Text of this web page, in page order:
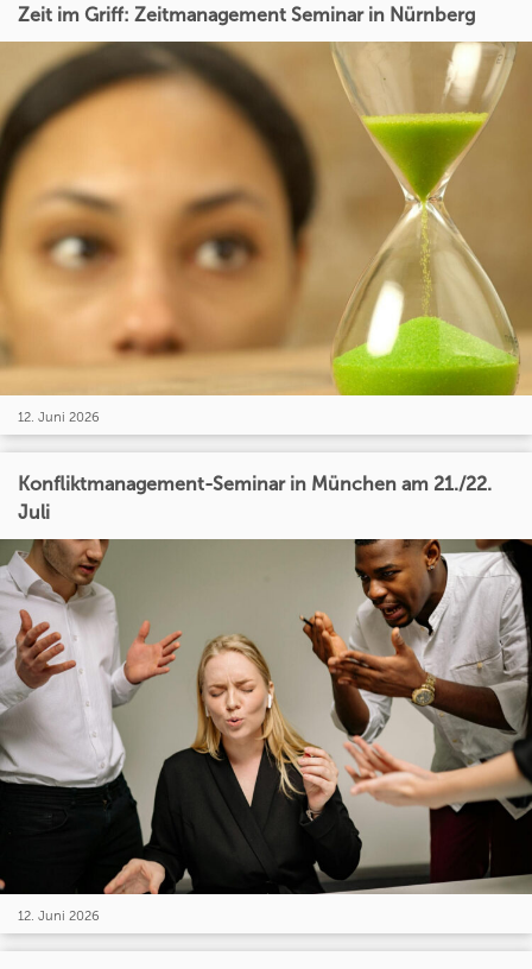
Zeit im Griff: Zeitmanagement Seminar in Nürnberg
12. Juni 2026
Konfliktmanagement-Seminar in München am 21./22.
Juli
12. Juni 2026